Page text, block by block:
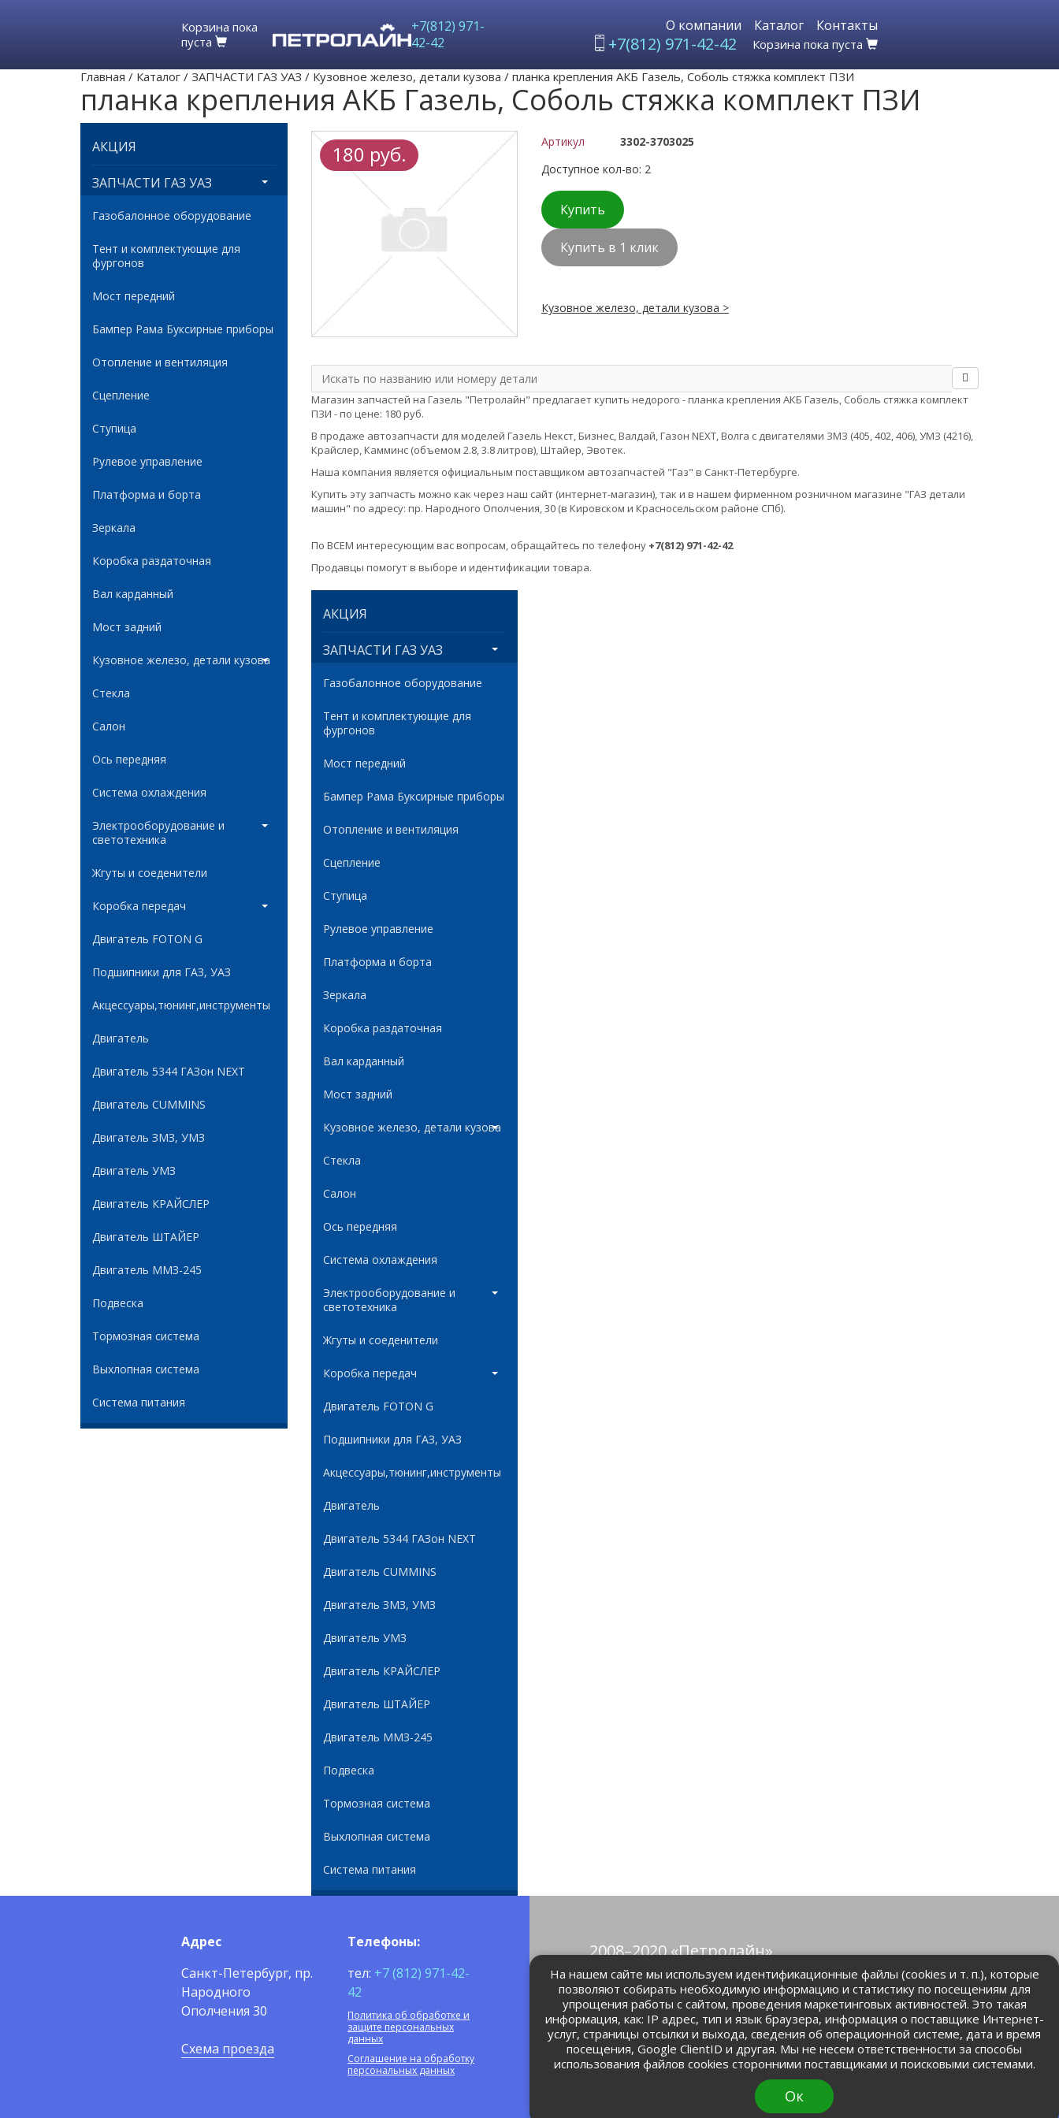
Корзина пока
пуста
+7(812) 971-
42-42
О компании Каталог Контакты
+7(812) 971-42-42 Корзина пока пуста
Главная / Каталог / ЗАПЧАСТИ ГАЗ УАЗ / Кузовное железо, детали кузова / планка крепления АКБ Газель, Соболь стяжка комплект ПЗИ
планка крепления АКБ Газель, Соболь стяжка комплект ПЗИ
АКЦИЯ
ЗАПЧАСТИ ГАЗ УАЗ
Газобалонное оборудование
Тент и комплектующие для
фургонов
Мост передний
Бампер Рама Буксирные приборы
Отопление и вентиляция
Сцепление
Ступица
Рулевое управление
Платформа и борта
Зеркала
Коробка раздаточная
Вал карданный
Мост задний
Кузовное железо, детали кузова
Стекла
Салон
Ось передняя
Система охлаждения
Электрооборудование и
светотехника
Жгуты и соеденители
Коробка передач
Двигатель FOTON G
Подшипники для ГАЗ, УАЗ
Акцессуары,тюнинг,инструменты
Двигатель
Двигатель 5344 ГАЗон NEXT
Двигатель CUMMINS
Двигатель ЗМЗ, УМЗ
Двигатель УМЗ
Двигатель КРАЙСЛЕР
Двигатель ШТАЙЕР
Двигатель ММЗ-245
Подвеска
Тормозная система
Выхлопная система
Система питания
180 руб. Артикул
3302-3703025
Доступное кол-во: 2
Купить
Купить в 1 клик
Кузовное железо, детали кузова >
Магазин запчастей на Газель "Петролайн" предлагает купить недорого - планка крепления АКБ Газель, Соболь стяжка комплект
ПЗИ - по цене: 180 руб.
В продаже автозапчасти для моделей Газель Некст, Бизнес, Валдай, Газон NEXT, Волга с двигателями ЗМЗ (405, 402, 406), УМЗ (4216),
Крайслер, Камминс (объемом 2.8, 3.8 литров), Штайер, Эвотек.
Наша компания является официальным поставщиком автозапчастей "Газ" в Санкт-Петербурге.
Купить эту запчасть можно как через наш сайт (интернет-магазин), так и в нашем фирменном розничном магазине "ГАЗ детали
машин" по адресу: пр. Народного Ополчения, 30 (в Кировском и Красносельском районе СПб).
По ВСЕМ интересующим вас вопросам, обращайтесь по телефону +7(812) 971-42-42
Продавцы помогут в выборе и идентификации товара.
АКЦИЯ
ЗАПЧАСТИ ГАЗ УАЗ
Газобалонное оборудование
Тент и комплектующие для
фургонов
Мост передний
Бампер Рама Буксирные приборы
Отопление и вентиляция
Сцепление
Ступица
Рулевое управление
Платформа и борта
Зеркала
Коробка раздаточная
Вал карданный
Мост задний
Кузовное железо, детали кузова
Стекла
Салон
Ось передняя
Система охлаждения
Электрооборудование и
светотехника
Жгуты и соеденители
Коробка передач
Двигатель FOTON G
Подшипники для ГАЗ, УАЗ
Акцессуары,тюнинг,инструменты
Двигатель
Двигатель 5344 ГАЗон NEXT
Двигатель CUMMINS
Двигатель ЗМЗ, УМЗ
Двигатель УМЗ
Двигатель КРАЙСЛЕР
Двигатель ШТАЙЕР
Двигатель ММЗ-245
Подвеска
Тормозная система
Выхлопная система
Система питания
Адрес
Санкт-Петербург, пр.
Народного
Ополчения 30
Схема проезда
Телефоны:
тел: +7 (812) 971-42-
42
Политика об обработке и
защите персональных
данных
Соглашение на обработку
персональных данных
2008–2020 «Петролайн»
© Все права защищены.
petrolain@mail.ru
На нашем сайте мы используем идентификационные файлы (cookies и т. п.), которые
позволяют собирать необходимую информацию и статистику по посещениям для
упрощения работы с сайтом, проведения маркетинговых активностей. Это такая
информация, как: IP адрес, тип и язык браузера, информация о поставщике Интернет-
услуг, страницы отсылки и выхода, сведения об операционной системе, дата и время
посещения, Google ClientID и другая. Мы не несем ответственности за способы
использования файлов cookies сторонними поставщиками и поисковыми системами.
Ок